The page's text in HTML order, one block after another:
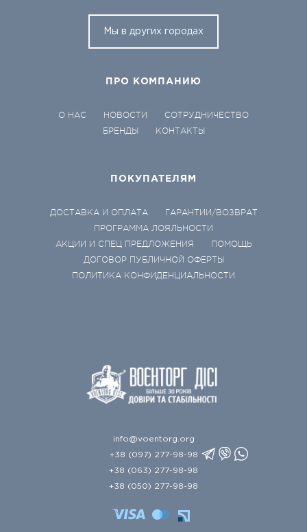
Мы в других городах
ПРО КОМПАНИЮ
О НАС НОВОСТИ
СОТРУДНИЧЕСТВО
БРЕНДЫ
КОНТАКТЫ
ПОКУПАТЕЛЯМ
ДОСТАВКА И ОПЛАТА
ГАРАНТИИ/ВОЗВРАТ
ПРОГРАММА ЛОЯЛЬНОСТИ
АКЦИИ И СПЕЦ ПРЕДЛОЖЕНИЯ
ПОМОЩЬ
ДОГОВОР ПУБЛИЧНОЙ ОФЕРТЫ
ПОЛИТИКА КОНФИДЕНЦИАЛЬНОСТИ
info@voentorg.org
+38 (097) 277-98-98
+38 (063) 277-98-98
+38 (050) 277-98-98